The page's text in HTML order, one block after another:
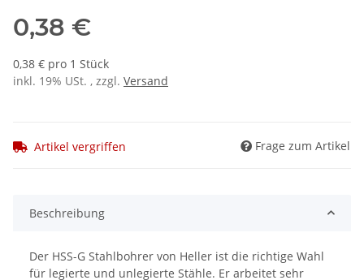
0,38 €
0,38 € pro 1 Stück
inkl. 19% USt. , zzgl. Versand
Artikel vergriffen Frage zum Artikel
Beschreibung
Der HSS-G Stahlbohrer von Heller ist die richtige Wahl
für legierte und unlegierte Stähle. Er arbeitet sehr